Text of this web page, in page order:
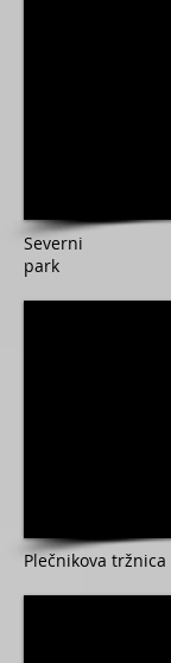
Plečnikova tržnica
Severni
park